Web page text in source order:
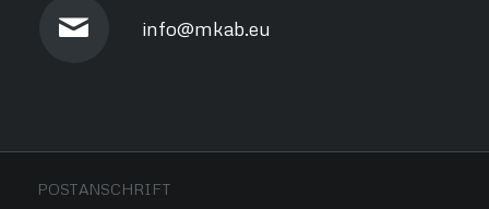
info@mkab.eu
POSTANSCHRIFT